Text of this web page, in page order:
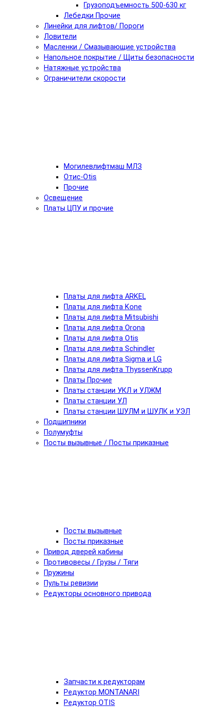
Грузоподъемность 500-630 кг
Лебедки Прочие
Линейки для лифтов/ Пороги
Ловители
Масленки / Смазывающие устройства
Напольное покрытие / Щиты безопасности
Натяжные устройства
Ограничители скорости
Могилевлифтмаш МЛЗ
Отис-Otis
Прочие
Освещение
Платы ЦПУ и прочие
Платы для лифта ARKEL
Платы для лифта Kone
Платы для лифта Mitsubishi
Платы для лифта Orona
Платы для лифта Otis
Платы для лифта Schindler
Платы для лифта Sigma и LG
Платы для лифта ThyssenKrupp
Платы Прочие
Платы станции УКЛ и УЛЖМ
Платы станции УЛ
Платы станции ШУЛМ и ШУЛК и УЭЛ
Подшипники
Полумуфты
Посты вызывные / Посты приказные
Посты вызывные
Посты приказные
Привод дверей кабины
Противовесы / Грузы / Тяги
Пружины
Пульты ревизии
Редукторы основного привода
Запчасти к редукторам
Редуктор MONTANARI
Редуктор OTIS